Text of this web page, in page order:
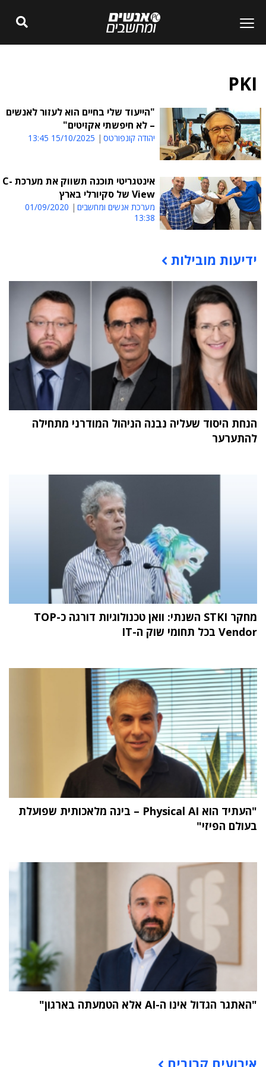
PKI
"הייעוד שלי בחיים הוא לעזור לאנשים
– לא חיפשתי אקזיטים"
יהודה קונפורטס 15/10/2025 13:45
אינטגריטי תוכנה תשווק את מערכת C-
View של סקיורלי בארץ
מערכת אנשים ומחשבים
01/09/2020
13:38
תוכן פרסומי
ידיעות מובילות
הנחת היסוד שעליה נבנה הניהול המודרני מתחילה
להתערער
מחקר STKI השנתי: וואן טכנולוגיות דורגה כ-TOP
Vendor בכל תחומי שוק ה-IT
"העתיד הוא Physical AI – בינה מלאכותית שפועלת
בעולם הפיזי"
"האתגר הגדול אינו ה-AI אלא הטמעתה בארגון"
אירועים קרובים